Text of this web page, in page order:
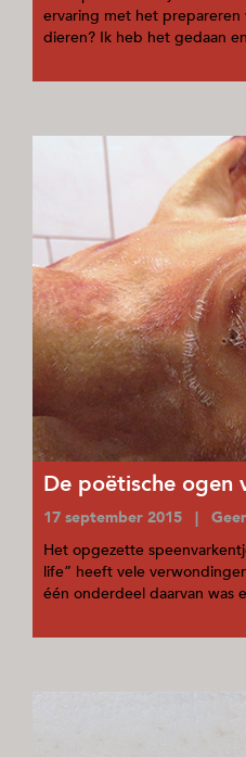
ervaring met het
dieren? Ik heb het gedaan
De poëtische ogen
17 september 2015 |
Het opgezette
life” heeft vele
één onderdeel daarvan was